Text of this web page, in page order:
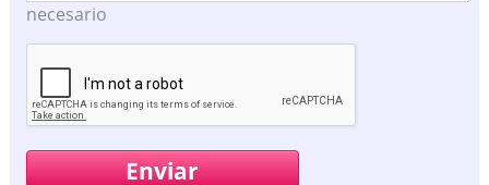
necesario